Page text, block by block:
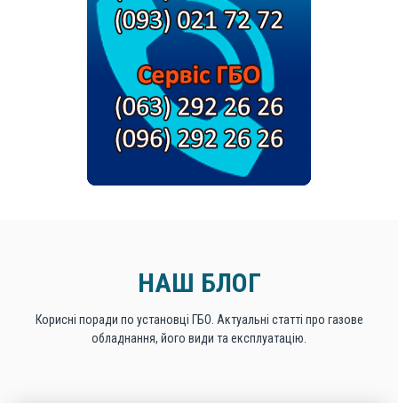
НАШ БЛОГ
Корисні поради по установці ГБО. Актуальні статті про газове
обладнання, його види та експлуатацію.